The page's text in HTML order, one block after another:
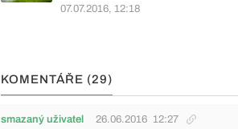
07.07.2016, 12:18
KOMENTÁŘE (29)
smazaný uživatel 26.06.2016 12:27